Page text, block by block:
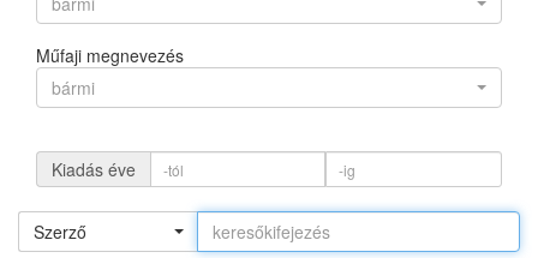
Műfaji megnevezés
bármi
Kiadás éve
Szerző